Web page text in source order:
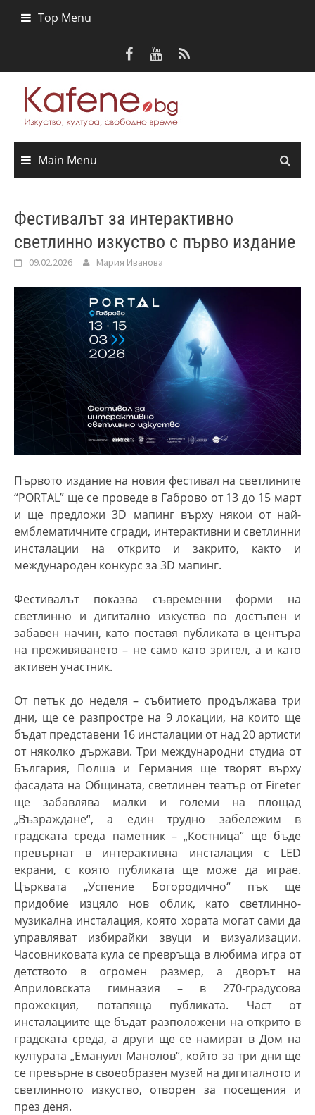
Top Menu
Main Menu
Фестивалът за интерактивно
светлинно изкуство с първо издание
09.02.2026 Мария Иванова
Първото издание на новия фестивал на светлините
“PORTAL” ще се проведе в Габрово от 13 до 15 март
и ще предложи 3D мапинг върху някои от най-
емблематичните сгради, интерактивни и светлинни
инсталации на открито и закрито, както и
международен конкурс за 3D мапинг.
Фестивалът показва съвременни форми на
светлинно и дигитално изкуство по достъпен и
забавен начин, като поставя публиката в центъра
на преживяването – не само като зрител, а и като
активен участник.
От петък до неделя – събитието продължава три
дни, ще се разпростре на 9 локации, на които ще
бъдат представени 16 инсталации от над 20 артисти
от няколко държави. Три международни студиа от
България, Полша и Германия ще творят върху
фасадата на Общината, светлинен театър от Fireter
ще забавлява малки и големи на площад
„Възраждане“, а един трудно забележим в
градската среда паметник – „Костница“ ще бъде
превърнат в интерактивна инсталация с LED
екрани, с която публиката ще може да играе.
Църквата „Успение Богородично“ пък ще
придобие изцяло нов облик, като светлинно-
музикална инсталация, която хората могат сами да
управляват избирайки звуци и визуализации.
Часовниковата кула се превръща в любима игра от
детството в огромен размер, а дворът на
Априловската гимназия – в 270-градусова
прожекция, потапяща публиката. Част от
инсталациите ще бъдат разположени на открито в
градската среда, а други ще се намират в Дом на
културата „Емануил Манолов“, който за три дни ще
се превърне в своеобразен музей на дигиталното и
светлинното изкуство, отворен за посещения и
през деня.